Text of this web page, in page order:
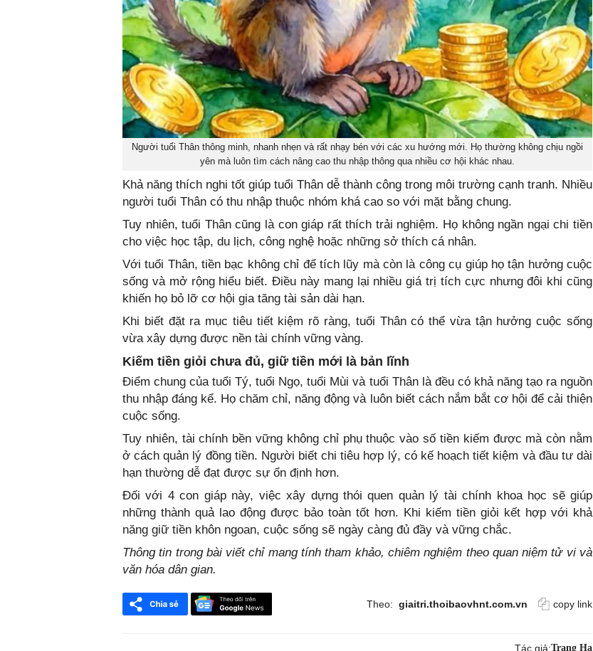
Người tuổi Thân thông minh, nhanh nhẹn và rất nhạy bén với các xu hướng mới. Họ thường không chịu ngồi
yên mà luôn tìm cách nâng cao thu nhập thông qua nhiều cơ hội khác nhau.
Khả năng thích nghi tốt giúp tuổi Thân dễ thành công trong môi trường cạnh tranh. Nhiều
người tuổi Thân có thu nhập thuộc nhóm khá cao so với mặt bằng chung.
Tuy nhiên, tuổi Thân cũng là con giáp rất thích trải nghiệm. Họ không ngần ngại chi tiền
cho việc học tập, du lịch, công nghệ hoặc những sở thích cá nhân.
Với tuổi Thân, tiền bạc không chỉ để tích lũy mà còn là công cụ giúp họ tận hưởng cuộc
sống và mở rộng hiểu biết. Điều này mang lại nhiều giá trị tích cực nhưng đôi khi cũng
khiến họ bỏ lỡ cơ hội gia tăng tài sản dài hạn.
Khi biết đặt ra mục tiêu tiết kiệm rõ ràng, tuổi Thân có thể vừa tận hưởng cuộc sống
vừa xây dựng được nền tài chính vững vàng.
Kiếm tiền giỏi chưa đủ, giữ tiền mới là bản lĩnh
Điểm chung của tuổi Tý, tuổi Ngọ, tuổi Mùi và tuổi Thân là đều có khả năng tạo ra nguồn
thu nhập đáng kể. Họ chăm chỉ, năng động và luôn biết cách nắm bắt cơ hội để cải thiện
cuộc sống.
Tuy nhiên, tài chính bền vững không chỉ phụ thuộc vào số tiền kiếm được mà còn nằm
ở cách quản lý đồng tiền. Người biết chi tiêu hợp lý, có kế hoạch tiết kiệm và đầu tư dài
hạn thường dễ đạt được sự ổn định hơn.
Đối với 4 con giáp này, việc xây dựng thói quen quản lý tài chính khoa học sẽ giúp
những thành quả lao động được bảo toàn tốt hơn. Khi kiếm tiền giỏi kết hợp với khả
năng giữ tiền khôn ngoan, cuộc sống sẽ ngày càng đủ đầy và vững chắc.
Thông tin trong bài viết chỉ mang tính tham khảo, chiêm nghiệm theo quan niệm tử vi và
văn hóa dân gian.
Theo: giaitri.thoibaovhnt.com.vn copy link
Tác giả:Trang Hạ